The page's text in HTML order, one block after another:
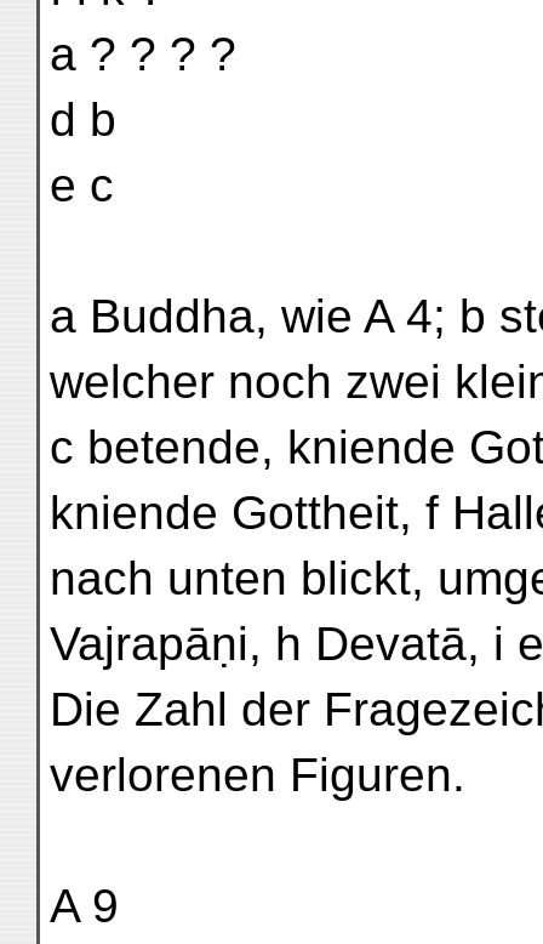
a ? ? ? ?
d b
e c
a Buddha, wie A 4; b
welcher noch zwei
c betende, kniende
kniende Gottheit, f
nach unten blickt,
Vajrapāṇi, h Devatā, i
Die Zahl der
verlorenen Figuren.
A 9